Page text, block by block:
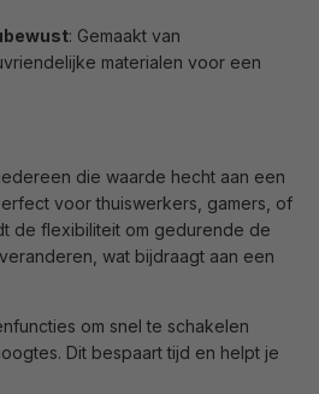
: Gemaakt van
materialen voor een
die waarde hecht aan een
voor thuiswerkers, gamers, of
de flexibiliteit om gedurende de
wat bijdraagt aan een
om snel te schakelen
Dit bespaart tijd en helpt je